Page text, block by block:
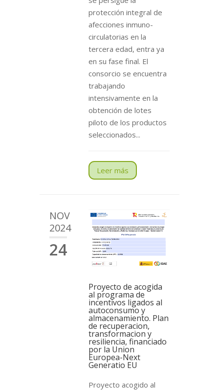
protección integral de
afecciones inmuno-
circulatorias en la
tercera edad, entra ya
en su fase final. El
consorcio se encuentra
trabajando
intensivamente en la
obtención de lotes
piloto de los productos
seleccionados...
Leer más
NOV
2024
24
Proyecto de acogida
al programa de
incentivos ligados al
autoconsumo y
almacenamiento. Plan
de recuperacion,
transformacion y
resiliencia, financiado
por la Union
Europea-Next
Generatio EU
Proyecto acogido al